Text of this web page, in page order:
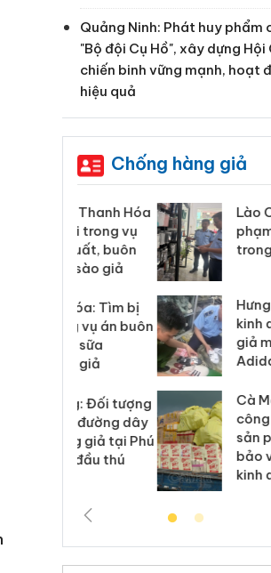
Quảng Ninh: Phát huy phẩm
"Bộ đội Cụ Hồ", xây dựng Hội
chiến binh vững mạnh, hoạt
hiệu quả
Chống hàng giả
Lào Cai xử lý 83
phạm thương
trong tháng 7
Hưng Yên: Xử lý
kinh doanh bán
giả mạo nhãn
Adidas, Nike
Cà Mau: Tiêu hủy
công khai hàng
sản phẩm nhập
bảo vệ môi
kinh doanh